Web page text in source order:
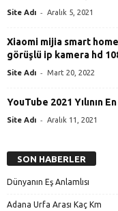
Site Adı - Aralık 5, 2021
Xiaomi mijia smart
görüşlü ip kamera hd
Site Adı - Mart 20, 2022
YouTube 2021 Yılının
Site Adı - Aralık 11, 2021
SON HABERLER
Dünyanın Eş Anlamlısı
Adana Urfa Arası Kaç Km